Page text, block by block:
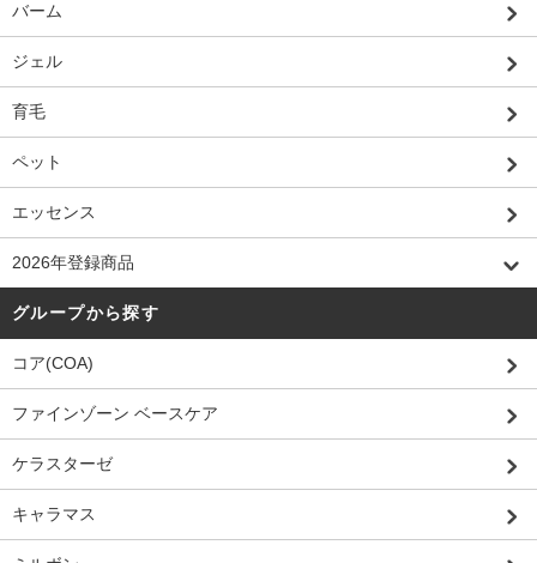
バーム
ジェル
育毛
ペット
エッセンス
2026年登録商品
グループから探す
コア(COA)
ファインゾーン ベースケア
ケラスターゼ
キャラマス